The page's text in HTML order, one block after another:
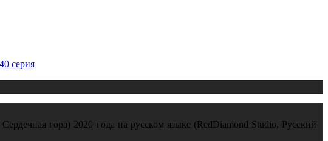
серия
гора) 2020 года на русском языке (RedDiamond Studio, Русский